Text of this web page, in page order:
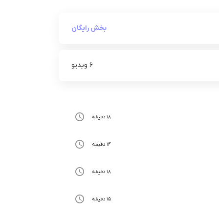
بخش رایگان
6 ویدیو
18 دقیقه
14 دقیقه
18 دقیقه
15 دقیقه